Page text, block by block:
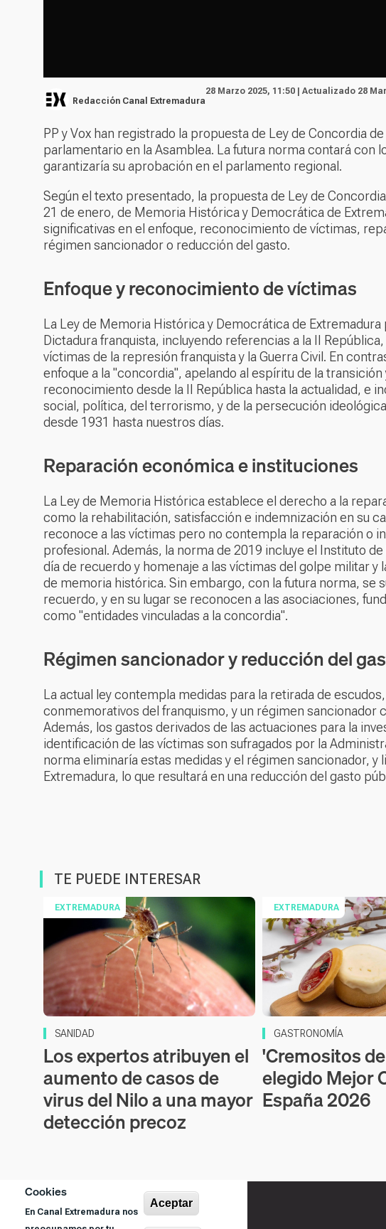
Cookies
En Canal Extremadura nos
Aceptar
Redacción Canal Extremadura
28 Marzo 2025, 11:50 | Actualizado 28
PP y Vox han registrado la propuesta de Ley de Concordia
parlamentario en la Asamblea. La futura norma contará con
garantizaría su aprobación en el parlamento regional.
Según el texto presentado, la propuesta de Ley de
21 de enero, de Memoria Histórica y Democrática de
significativas en el enfoque, reconocimiento de víctimas,
régimen sancionador o reducción del gasto.
Enfoque y reconocimiento de víctimas
La Ley de Memoria Histórica y Democrática de Extremadura
Dictadura franquista, incluyendo referencias a la II
víctimas de la represión franquista y la Guerra Civil. En
enfoque a la "concordia", apelando al espíritu de la
reconocimiento desde la II República hasta la actualidad, e
social, política, del terrorismo, y de la persecución
desde 1931 hasta nuestros días.
Reparación económica e instituciones
La Ley de Memoria Histórica establece el derecho a la
como la rehabilitación, satisfacción e indemnización en su
reconoce a las víctimas pero no contempla la reparación o
profesional. Además, la norma de 2019 incluye el Instituto
día de recuerdo y homenaje a las víctimas del golpe militar y
de memoria histórica. Sin embargo, con la futura norma, se
recuerdo, y en su lugar se reconocen a las asociaciones,
como "entidades vinculadas a la concordia".
Régimen sancionador y reducción del
La actual ley contempla medidas para la retirada de
conmemorativos del franquismo, y un régimen sancionador
Además, los gastos derivados de las actuaciones para la
identificación de las víctimas son sufragados por la
norma eliminaría estas medidas y el régimen sancionador, y
Extremadura, lo que resultará en una reducción del gasto
TE PUEDE INTERESAR
EXTREMADURA
SANIDAD
Los expertos atribuyen el
aumento de casos de
virus del Nilo a una mayor
detección precoz
EXTREMADURA
GASTRONOMÍA
'Cremositos
elegido Mejor
España 2026